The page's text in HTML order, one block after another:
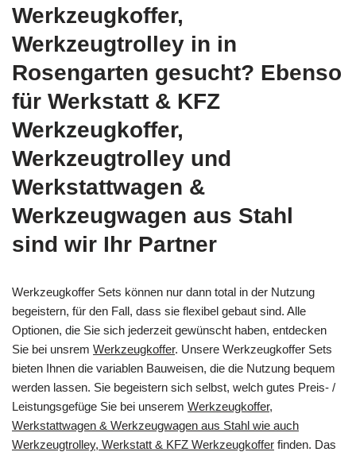
Werkzeugkoffer,
Werkzeugtrolley in in
Rosengarten gesucht? Ebenso
für Werkstatt & KFZ
Werkzeugkoffer,
Werkzeugtrolley und
Werkstattwagen &
Werkzeugwagen aus Stahl
sind wir Ihr Partner
Werkzeugkoffer Sets können nur dann total in der Nutzung
begeistern, für den Fall, dass sie flexibel gebaut sind. Alle
Optionen, die Sie sich jederzeit gewünscht haben, entdecken
Sie bei unsrem Werkzeugkoffer. Unsere Werkzeugkoffer Sets
bieten Ihnen die variablen Bauweisen, die die Nutzung bequem
werden lassen. Sie begeistern sich selbst, welch gutes Preis- /
Leistungsgefüge Sie bei unserem Werkzeugkoffer,
Werkstattwagen & Werkzeugwagen aus Stahl wie auch
Werkzeugtrolley, Werkstatt & KFZ Werkzeugkoffer finden. Das